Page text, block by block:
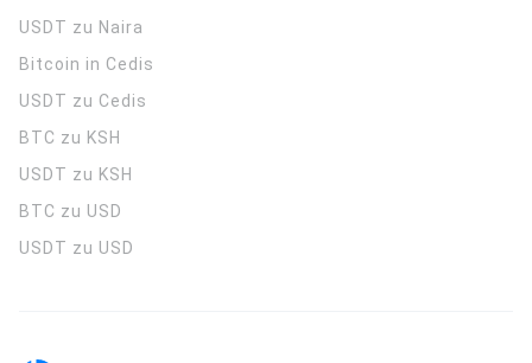
USDT zu Naira
Bitcoin in Cedis
USDT zu Cedis
BTC zu KSH
USDT zu KSH
BTC zu USD
USDT zu USD